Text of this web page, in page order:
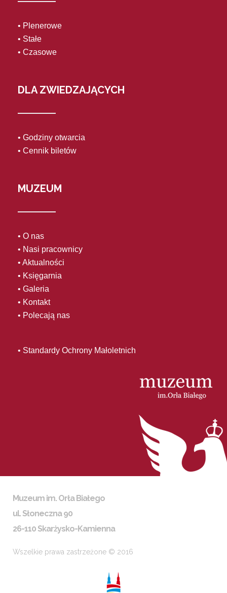
• Plenerowe
• Stałe
• Czasowe
DLA ZWIEDZAJĄCYCH
• Godziny otwarcia
• Cennik biletów
MUZEUM
• O nas
• Nasi pracownicy
• Aktualności
• Księgarnia
• Galeria
• Kontakt
• Polecają nas
• Standardy Ochrony Małoletnich
Muzeum im. Orła Białego
ul. Słoneczna 90
26-110 Skarżysko-Kamienna
Wszelkie prawa zastrzeżone © 2016